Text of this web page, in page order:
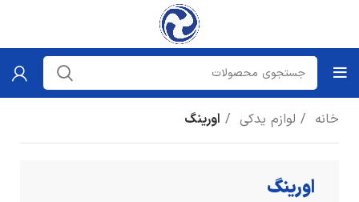
خانه لوازم یدکی اورینگ
اورینگ